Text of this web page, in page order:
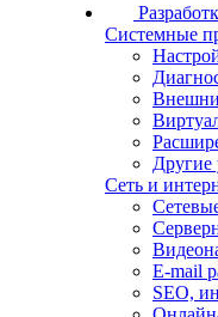
Системные
Другие
Сеть и
E-mail
SEO,